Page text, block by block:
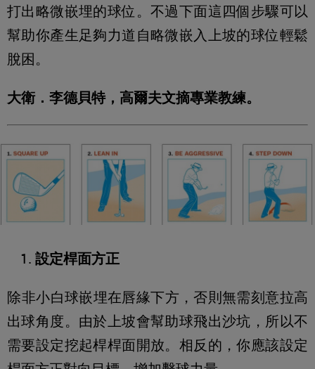
打出略微嵌埋的球位。不過下面這四個步驟可以
幫助你產生足夠力道自略微嵌入上坡的球位輕鬆
脫困。
大衛．李德貝特，高爾夫文摘專業教練。
設定桿面方正
除非小白球嵌埋在唇緣下方，否則無需刻意拉高
出球角度。由於上坡會幫助球飛出沙坑，所以不
需要設定挖起桿桿面開放。相反的，你應該設定